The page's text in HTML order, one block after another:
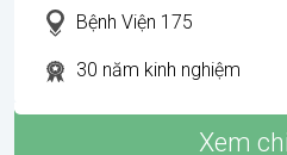
Bệnh Viện 175
30 năm kinh nghiệm
Xem